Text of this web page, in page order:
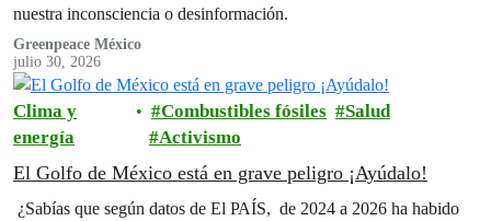
nuestra inconsciencia o desinformación.
Greenpeace México
julio 30, 2026
Clima y
energía
Combustibles fósiles
Salud
Activismo
El Golfo de México está en grave peligro ¡Ayúdalo!
¿Sabías que según datos de El PAÍS, de 2024 a 2026 ha habido